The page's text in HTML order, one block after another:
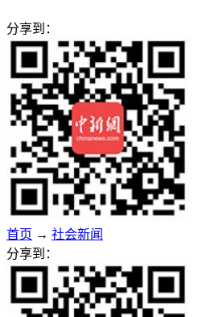
分享到：
首页 → 社会新闻
分享到：